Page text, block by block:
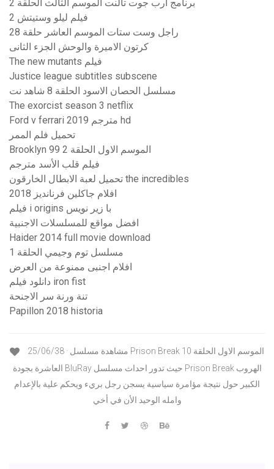
برنامج ارب جوت تالنت الموسم الثالث الحلقة 2
فيلم ليلو وستيتش 2
راجل وست ستات الموسم العاشر حلقة 28
كرتون الاميرة والوحش الجزء الثانى
The new mutants فيلم
Justice league subtitles subscene
مسلسل الحصان الاسود الحلقة 8 شاهد نت
The exorcist season 3 netflix
Ford v ferrari 2019 مترجم hd
تحميل فلم الممر
Brooklyn 99 الموسم الاول الحلقة 2
فيلم قلب الأسد مترجم
تحميل لعبة الابطال الخارقون the incredibles
افلام جاكلين فرنانديز 2018
فيلم i origins با زير نويس
افضل مواقع للمسلسلات الاجنبية
Haider 2014 full movie download
مسلسل توم وجيمي الحلقة 1
افلام اجنبى ممنوعة من العرض
دانلود فيلم iron fist
تنة ورنة سر الاجنحة
Papillon 2018 historia
25/06/38 · مشاهدة مسلسل Prison Break الموسم الاول الحلقة 10
العاشرة بجودة BluRay حيث تدور احداث مسلسل Prison Break الهروب
الكبير حول نتيجة مؤامرة سياسية يسجن رجل بريء ويحكم علية بالإعدام
وامله الوحيد الأن في أخي